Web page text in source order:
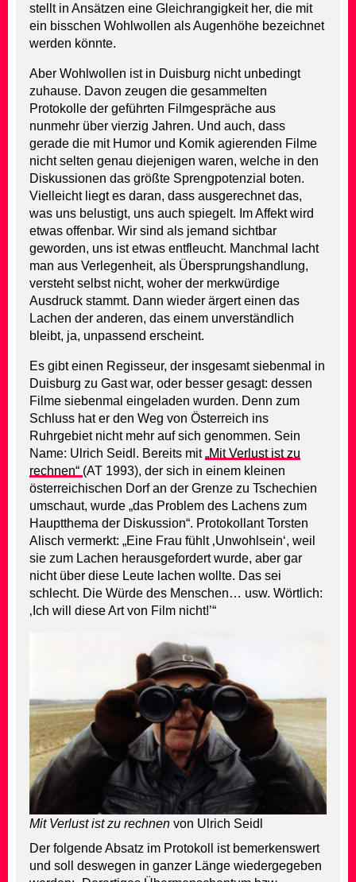
stellt in Ansätzen eine Gleichrangigkeit her, die mit
ein bisschen Wohlwollen als Augenhöhe bezeichnet
werden könnte.
Aber Wohlwollen ist in Duisburg nicht unbedingt
zuhause. Davon zeugen die gesammelten
Protokolle der geführten Filmgespräche aus
nunmehr über vierzig Jahren. Und auch, dass
gerade die mit Humor und Komik agierenden Filme
nicht selten genau diejenigen waren, welche in den
Diskussionen das größte Sprengpotenzial boten.
Vielleicht liegt es daran, dass ausgerechnet das,
was uns belustigt, uns auch spiegelt. Im Affekt wird
etwas offenbar. Wir sind als jemand sichtbar
geworden, uns ist etwas entfleucht. Manchmal lacht
man aus Verlegenheit, als Übersprungshandlung,
versteht selbst nicht, woher der merkwürdige
Ausdruck stammt. Dann wieder ärgert einen das
Lachen der anderen, das einem unverständlich
bleibt, ja, unpassend erscheint.
Es gibt einen Regisseur, der insgesamt siebenmal in
Duisburg zu Gast war, oder besser gesagt: dessen
Filme siebenmal eingeladen wurden. Denn zum
Schluss hat er den Weg von Österreich ins
Ruhrgebiet nicht mehr auf sich genommen. Sein
Name: Ulrich Seidl. Bereits mit„Mit Verlust ist zu
rechnen“ (AT 1993), der sich in einem kleinen
österreichischen Dorf an der Grenze zu Tschechien
umschaut, wurde „das Problem des Lachens zum
Hauptthema der Diskussion“. Protokollant Torsten
Alisch vermerkt: „Eine Frau fühlt ‚Unwohlsein‘, weil
sie zum Lachen herausgefordert wurde, aber gar
nicht über diese Leute lachen wollte. Das sei
schlecht. Die Würde des Menschen… usw. Wörtlich:
‚Ich will diese Art von Film nicht!’“
Mit Verlust ist zu rechnen von Ulrich Seidl
Der folgende Absatz im Protokoll ist bemerkenswert
und soll deswegen in ganzer Länge wiedergegeben